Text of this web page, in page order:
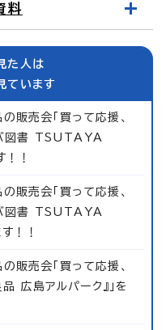
料
た人は
ています
販売会「買って応援、
図書 TSUTAYA
！！
販売会「買って応援、
図書 TSUTAYA
！！
販売会「買って応援、
広島アルパーク』」を